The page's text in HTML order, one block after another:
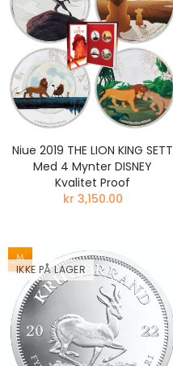
Niue 2019 THE LION KING SETT
Med 4 Mynter DISNEY
Kvalitet Proof
kr 3,150.00
IKKE PÅ LAGER